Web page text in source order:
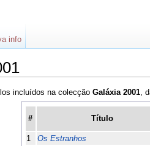
incluídos na colecção Galáxia 2001,
# Título
1
Os Estranhos
info